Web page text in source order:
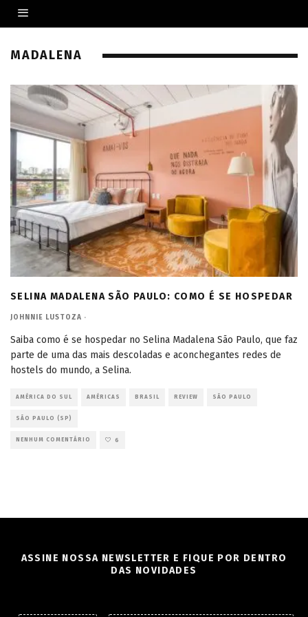
MADALENA
SELINA MADALENA SÃO PAULO: COMO É SE HOSPEDAR
JOHNNIE LUSTOZA ·
Saiba como é se hospedar no Selina Madalena São Paulo, que faz
parte de uma das mais descoladas e aconchegantes redes de
hostels do mundo, a Selina.
AMÉRICA DO SUL AMÉRICAS BRASIL REVIEW SÃO PAULO
SÃO PAULO (SP)
NENHUM COMENTÁRIO 6
ASSINE NOSSA NEWSLETTER E FIQUE POR DENTRO
DAS NOVIDADES